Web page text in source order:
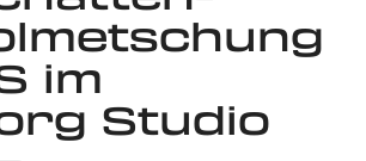
im
Studio